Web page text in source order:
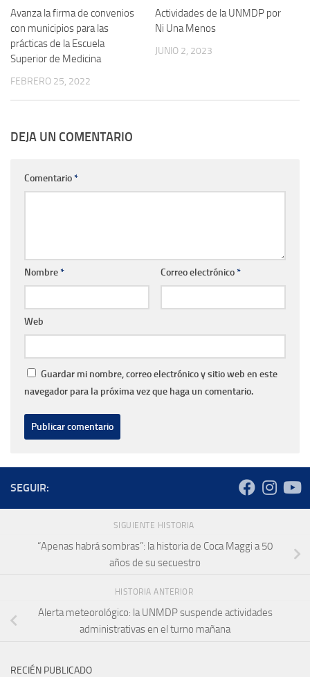
Avanza la firma de convenios
con municipios para las
prácticas de la Escuela
Superior de Medicina
FEBRERO 25, 2022
Actividades de la UNMDP por
Ni Una Menos
JUNIO 2, 2023
DEJA UN COMENTARIO
Comentario*
Nombre* Correo electrónico*
Web
Guardar mi nombre, correo electrónico y sitio web en este
navegador para la próxima vez que haga un comentario.
SEGUIR:
SIGUIENTE HISTORIA
“Apenas habrá sombras”: la historia de Coca Maggi a 50
años de su secuestro
HISTORIA ANTERIOR
Alerta meteorológico: la UNMDP suspende actividades
administrativas en el turno mañana
RECIÉN PUBLICADO